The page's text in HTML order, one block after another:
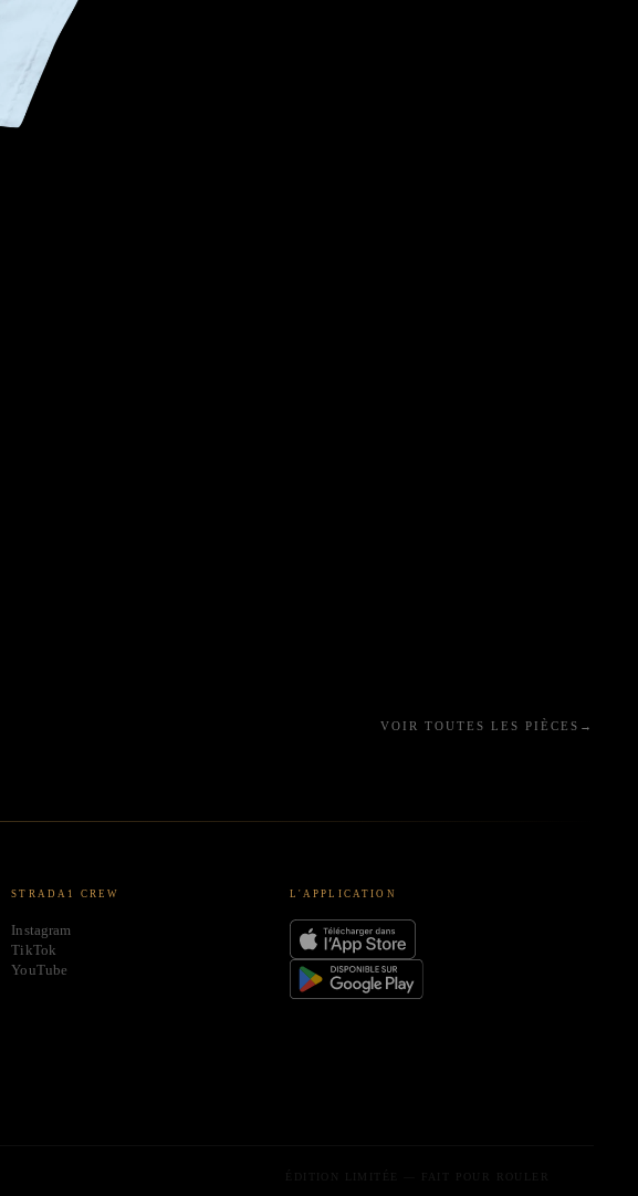
VOIR TOUTES LES PIÈCES →
STRADA1 CREW
Instagram
TikTok
YouTube
L'APPLICATION
ÉDITION LIMITÉE — FAIT POUR ROULER